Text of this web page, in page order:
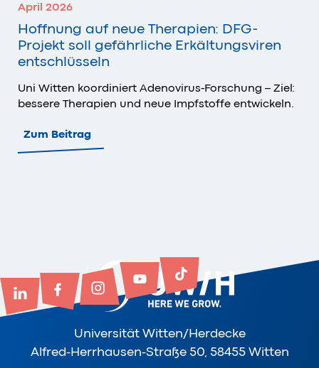
April 2026
Hoffnung auf neue Therapien: DFG-
Projekt soll gefährliche Erkältungsviren
entschlüsseln
Uni Witten koordiniert Adenovirus-Forschung – Ziel:
bessere Therapien und neue Impfstoffe entwickeln.
Zum Beitrag
Universität Witten/Herdecke
Alfred-Herrhausen-Straße 50, 58455 Witten